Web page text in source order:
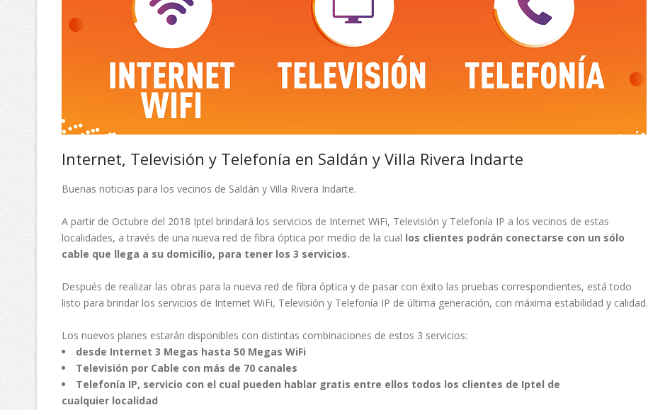
Internet, Televisión y Telefonía en Saldán y Villa Rivera Indarte
Buenas noticias para los vecinos de Saldán y Villa Rivera Indarte.
A partir de Octubre del 2018 Iptel brindará los servicios de Internet WiFi, Televisión y Telefonía IP a los vecinos de estas
localidades, a través de una nueva red de fibra óptica por medio de la cual los clientes podrán conectarse con un sólo
cable que llega a su domicilio, para tener los 3 servicios.
Después de realizar las obras para la nueva red de fibra óptica y de pasar con éxito las pruebas correspondientes, está todo
listo para brindar los servicios de Internet WiFi, Televisión y Telefonía IP de última generación, con máxima estabilidad y calidad.
Los nuevos planes estarán disponibles con distintas combinaciones de estos 3 servicios:
desde Internet 3 Megas hasta 50 Megas WiFi
Televisión por Cable con más de 70 canales
Telefonía IP, servicio con el cual pueden hablar gratis entre ellos todos los clientes de Iptel de
cualquier localidad